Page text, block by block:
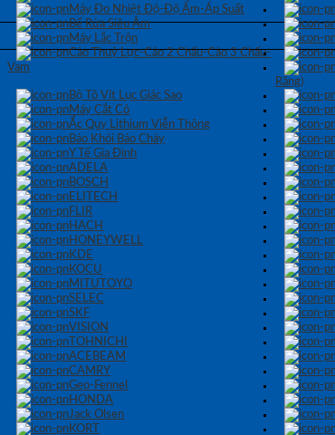
Máy Đo Nhiệt Độ-Độ Ẩm-Áp Suất
Bể Rửa Siêu Âm
Máy Lắc Trộn
Cảo Thuỷ Lực-Cảo 2 Chấu-Cảo 3 Chấu-
Vam
Răng)
Bộ Tô Vít Lục Giác Sao
Máy Cắt Cỏ
Ắc Quy Lithium Viễn Thông
Báo Khói Báo Cháy
Y Tế Gia Đình
ADELA
BOSCH
ELITECH
FLIR
HACH
HONEYWELL
KDE
KOCU
MITUTOYO
SELEC
SKF
VISION
TOHNICHI
ACEBEAM
CAMRY
Geo-Fennel
HONDA
Jack Olsen
KORT